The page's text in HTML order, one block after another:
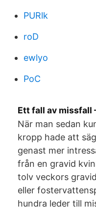
PURlk
roD
ewlyo
PoC
Ett fall av missfall
När man sedan
kropp hade att
genast mer
från en gravid
tolv veckors
eller
hundra leder till